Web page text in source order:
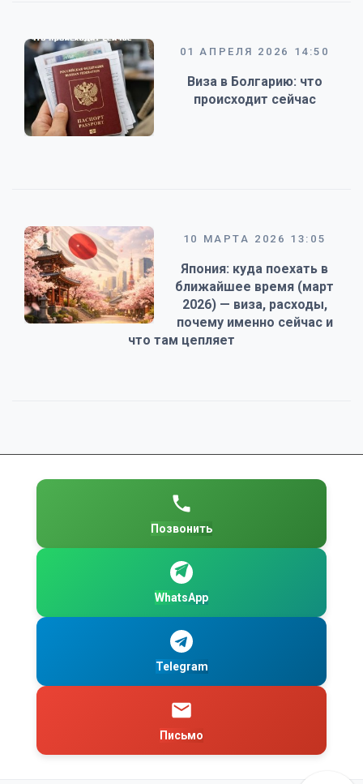
01 АПРЕЛЯ 2026 14:50
Виза в Болгарию: что
происходит сейчас
10 МАРТА 2026 13:05
Япония: куда поехать в
ближайшее время (март
2026) — виза, расходы,
почему именно сейчас и
что там цепляет
Позвонить
WhatsApp
Telegram
Письмо